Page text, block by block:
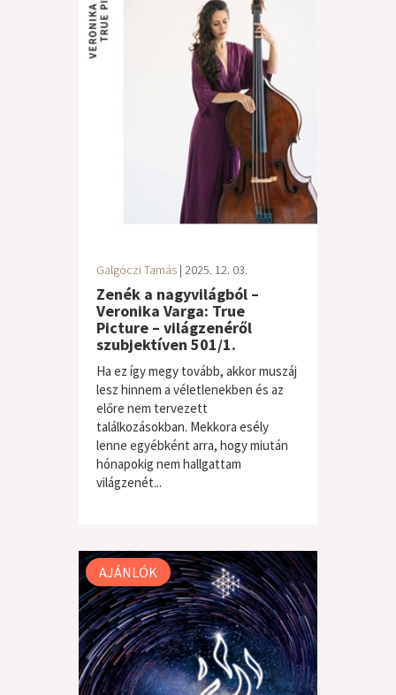
Galgóczi Tamás | 2025. 12. 03.
Zenék a nagyvilágból –
Veronika Varga: True
Picture – világzenéről
szubjektíven 501/1.
Ha ez így megy tovább, akkor muszáj
lesz hinnem a véletlenekben és az
előre nem tervezett
találkozásokban. Mekkora esély
lenne egyébként arra, hogy miután
hónapokig nem hallgattam
világzenét...
világzene / folk
AJÁNLÓK